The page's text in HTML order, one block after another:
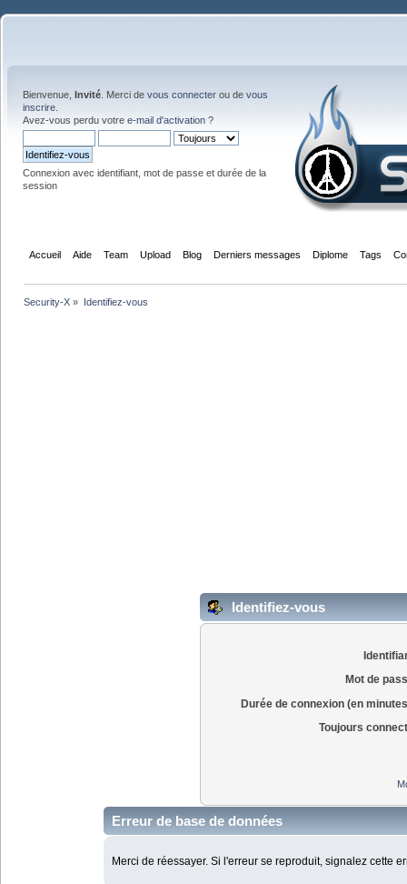
Bienvenue, Invité . Merci de vous connecter ou de vous
inscrire
Avez-vous perdu votre e-mail d'activation ?
Connexion avec identifiant, mot de passe et durée de la
session
Accueil Aide Team Upload Blog Derniers messages Diplome Tags
Security-X » Identifiez-vous
Identifiez-vous
Mot de
Durée de connexion (en
Toujours
Erreur de base de données
Merci de réessayer. Si l'erreur se reproduit, signalez cette